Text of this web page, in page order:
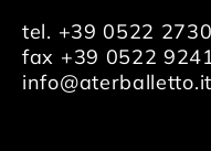
tel. +39 0522
fax +39 0522
info@aterballetto.it